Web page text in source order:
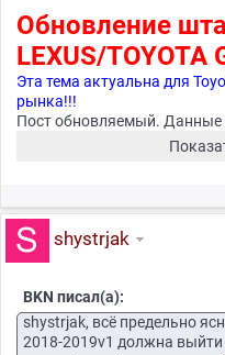
Обновление
LEXUS/TOYOTA
Эта тема актуальна для
рынка!!!
Пост обновляемый. Данные
shystrjak
BKN писал(а):
shystrjak, всё предельно
2018-2019v1 должна выйти